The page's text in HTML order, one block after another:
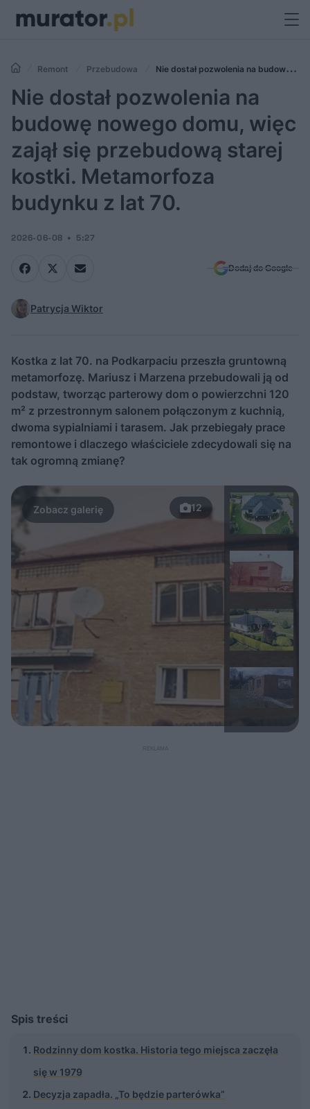
Remont Przebudowa
Nie dostał pozwolenia na budowę
nowego domu, więc zajął się przebudową starej kostki. Metamorfoza
budynku z lat 70.
Nie dostał pozwolenia na
budowę nowego domu, więc
zajął się przebudową starej
kostki. Metamorfoza
budynku z lat 70.
2026-06-08 5:27
Dodaj do Google
Patrycja Wiktor
Kostka z lat 70. na Podkarpaciu przeszła gruntowną
metamorfozę. Mariusz i Marzena przebudowali ją od
podstaw, tworząc parterowy dom o powierzchni 120
m² z przestronnym salonem połączonym z kuchnią,
dwoma sypialniami i tarasem. Jak przebiegały prace
remontowe i dlaczego właściciele zdecydowali się na
tak ogromną zmianę?
12
Spis treści
Rodzinny dom kostka. Historia tego miejsca zaczęła
się w 1979
Decyzja zapadła. „To będzie parterówka”